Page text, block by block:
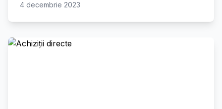
4 decembrie 2023